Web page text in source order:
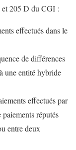
et 205 D du CGI :
effectués dans le
de différences
une entité hybride
effectués par
réputés
entre deux